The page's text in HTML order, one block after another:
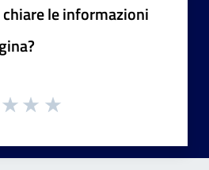
le informazioni